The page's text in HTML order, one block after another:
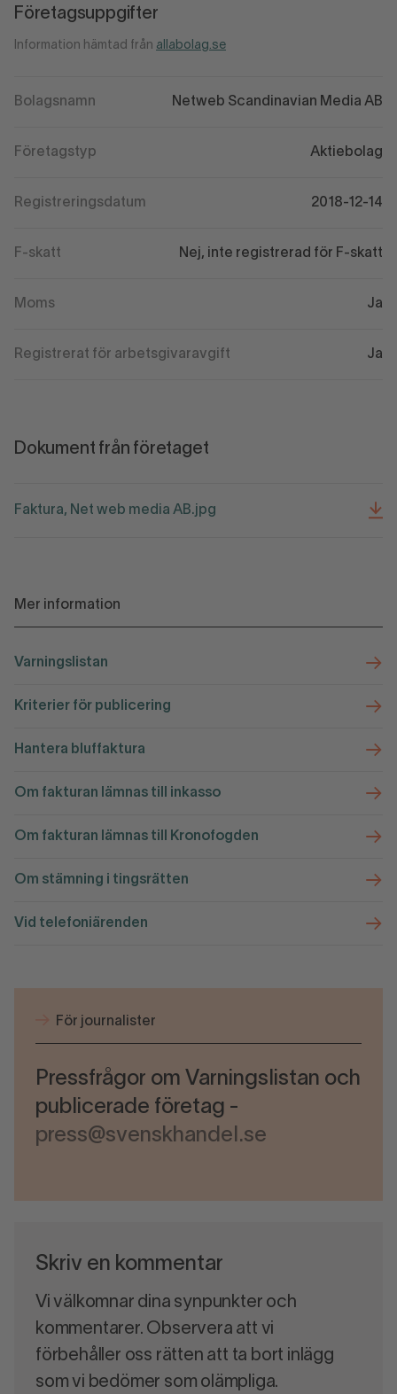
Företagsuppgifter
Information hämtad från allabolag.se
Bolagsnamn Netweb Scandinavian Media AB
Företagstyp Aktiebolag
Registreringsdatum 2018-12-14
F-skatt Nej, inte registrerad för F-skatt
Moms Ja
Registrerat för arbetsgivaravgift Ja
Dokument från företaget
Faktura, Net web media AB.jpg
Mer information
Varningslistan
Kriterier för publicering
Hantera bluffaktura
Om fakturan lämnas till inkasso
Om fakturan lämnas till Kronofogden
Om stämning i tingsrätten
Vid telefoniärenden
För journalister
Pressfrågor om Varningslistan och
publicerade företag -
press@svenskhandel.se
Skriv en kommentar
Vi välkomnar dina synpunkter och
kommentarer. Observera att vi
förbehåller oss rätten att ta bort inlägg
som vi bedömer som olämpliga.